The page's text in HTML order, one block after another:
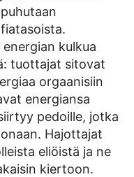
kulkua
tuottajat sitovat
orgaanisiin
energiansa
pedoille, jotka
Hajottajat
eliöistä ja ne
kiertoon.